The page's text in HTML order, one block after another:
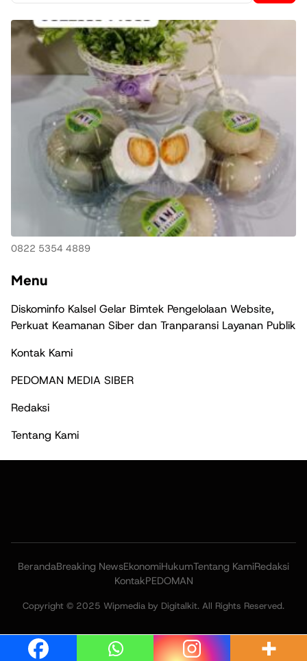
0822 5354 4889
Menu
Diskominfo Kalsel Gelar Bimtek Pengelolaan Website,
Perkuat Keamanan Siber dan Tranparansi Layanan Publik
Kontak Kami
PEDOMAN MEDIA SIBER
Redaksi
Tentang Kami
BerandaBreaking NewsEkonomiHukumTentang KamiRedaksi
KontakPEDOMAN
Copyright © 2025 Wipmedia by Digitalkit. All Rights Reserved.